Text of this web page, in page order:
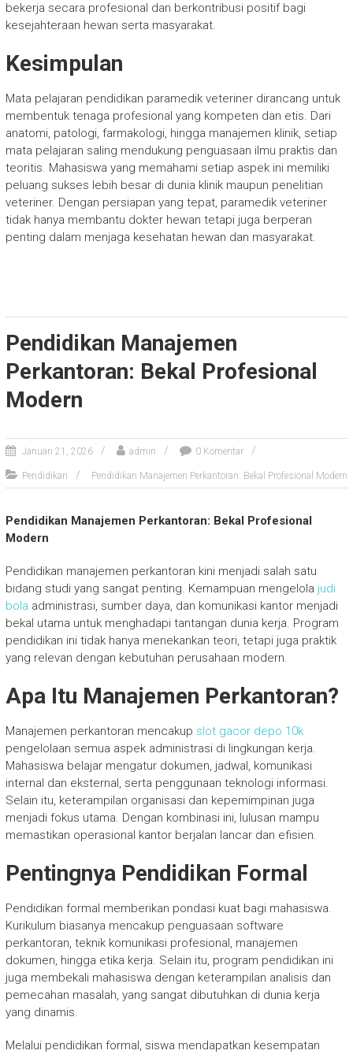
bekerja secara profesional dan berkontribusi positif bagi
kesejahteraan hewan serta masyarakat.
Kesimpulan
Mata pelajaran pendidikan paramedik veteriner dirancang untuk
membentuk tenaga profesional yang kompeten dan etis. Dari
anatomi, patologi, farmakologi, hingga manajemen klinik, setiap
mata pelajaran saling mendukung penguasaan ilmu praktis dan
teoritis. Mahasiswa yang memahami setiap aspek ini memiliki
peluang sukses lebih besar di dunia klinik maupun penelitian
veteriner. Dengan persiapan yang tepat, paramedik veteriner
tidak hanya membantu dokter hewan tetapi juga berperan
penting dalam menjaga kesehatan hewan dan masyarakat.
Pendidikan Manajemen
Perkantoran: Bekal Profesional
Modern
Januari 21, 2026 admin 0 Komentar
Pendidikan Pendidikan Manajemen Perkantoran: Bekal Profesional Modern
Pendidikan Manajemen Perkantoran: Bekal Profesional
Modern
Pendidikan manajemen perkantoran kini menjadi salah satu
bidang studi yang sangat penting. Kemampuan mengelola judi
bola administrasi, sumber daya, dan komunikasi kantor menjadi
bekal utama untuk menghadapi tantangan dunia kerja. Program
pendidikan ini tidak hanya menekankan teori, tetapi juga praktik
yang relevan dengan kebutuhan perusahaan modern.
Apa Itu Manajemen Perkantoran?
Manajemen perkantoran mencakup slot gacor depo 10k
pengelolaan semua aspek administrasi di lingkungan kerja.
Mahasiswa belajar mengatur dokumen, jadwal, komunikasi
internal dan eksternal, serta penggunaan teknologi informasi.
Selain itu, keterampilan organisasi dan kepemimpinan juga
menjadi fokus utama. Dengan kombinasi ini, lulusan mampu
memastikan operasional kantor berjalan lancar dan efisien.
Pentingnya Pendidikan Formal
Pendidikan formal memberikan pondasi kuat bagi mahasiswa.
Kurikulum biasanya mencakup penguasaan software
perkantoran, teknik komunikasi profesional, manajemen
dokumen, hingga etika kerja. Selain itu, program pendidikan ini
juga membekali mahasiswa dengan keterampilan analisis dan
pemecahan masalah, yang sangat dibutuhkan di dunia kerja
yang dinamis.
Melalui pendidikan formal, siswa mendapatkan kesempatan